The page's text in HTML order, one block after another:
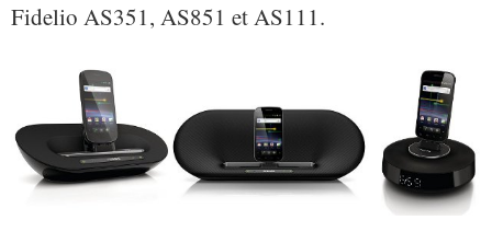
Fidelio AS351, AS851 et AS111.